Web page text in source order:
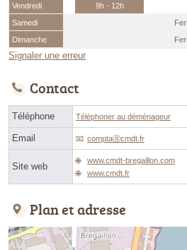
Vendredi
9h - 12h
Samedi
Dimanche
Signaler une erreur
Contact
Téléphone Téléphoner au déménageur
Email comptaⓐcmdt.fr
Site web
www.cmdt-bregaillon.com
www.cmdt.fr
Plan et adresse